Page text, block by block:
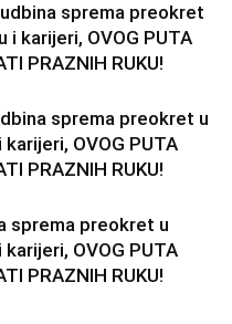
sprema preokret
i karijeri, OVOG PUTA
PRAZNIH RUKU!
sprema preokret u
OVOG PUTA
PRAZNIH RUKU!
sprema preokret u
OVOG PUTA
PRAZNIH RUKU!